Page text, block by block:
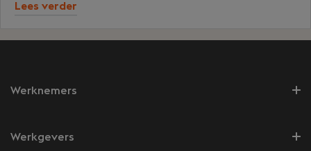
Lees verder
Werknemers
Werkgevers